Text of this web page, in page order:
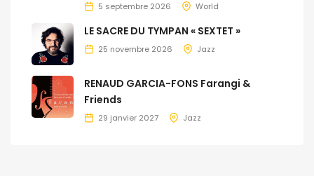
5 septembre 2026 World
LE SACRE DU TYMPAN « SEXTET »
25 novembre 2026 Jazz
RENAUD GARCIA-FONS Farangi &
Friends
29 janvier 2027 Jazz